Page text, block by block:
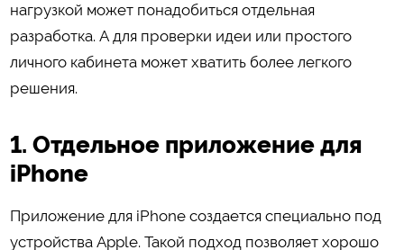
нагрузкой может понадобиться отдельная
разработка. А для проверки идеи или простого
личного кабинета может хватить более легкого
решения.
1. Отдельное приложение для
iPhone
Приложение для iPhone создается специально под
устройства Apple. Такой подход позволяет хорошо